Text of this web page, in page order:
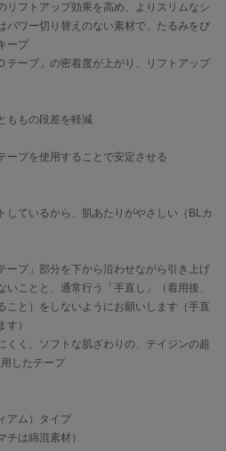
リフトアップ効果を高め、よりスリムなシ
パワー切り替えのない素材で、たるみをぴ
ープ
ープ」の密着度が上がり、リフトアップ
ももの段差を軽減
プを使用することで安定させる
しているから、肌あたりがやさしい（BLカ
プ」部分を下から沿わせながら引き上げ
ことと、通常行う「手直し」（着用後、
こと）をしないようにお願いします（手直
）
く、ソフトな肌ざわりの、テイジンの超
したテープ
アム）タイプ
は綿混素材）